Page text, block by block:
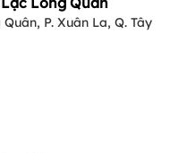
P. Xuân La, Q. Tây